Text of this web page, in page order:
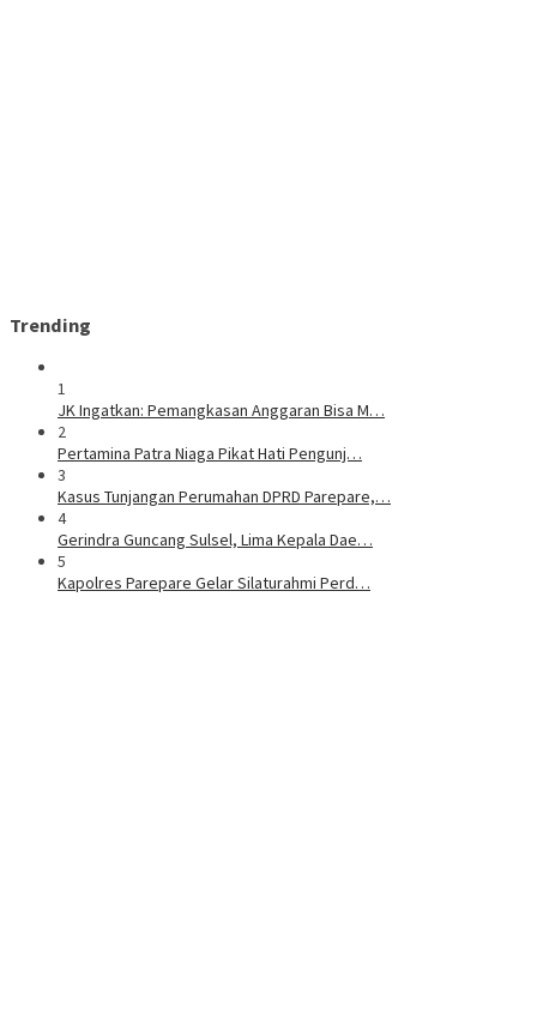
Trending
1
JK Ingatkan: Pemangkasan Anggaran Bisa M…
2
Pertamina Patra Niaga Pikat Hati Pengunj…
3
Kasus Tunjangan Perumahan DPRD Parepare,…
4
Gerindra Guncang Sulsel, Lima Kepala Dae…
5
Kapolres Parepare Gelar Silaturahmi Perd…